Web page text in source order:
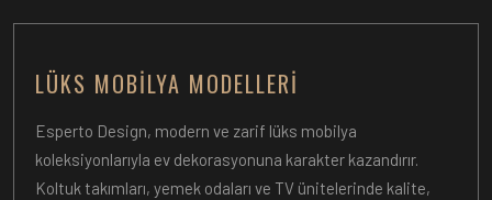
LÜKS MOBILYA MODELLERI
Esperto Design, modern ve zarif lüks mobilya
koleksiyonlarıyla ev dekorasyonuna karakter kazandırır.
Koltuk takımları, yemek odaları ve TV ünitelerinde kalite,